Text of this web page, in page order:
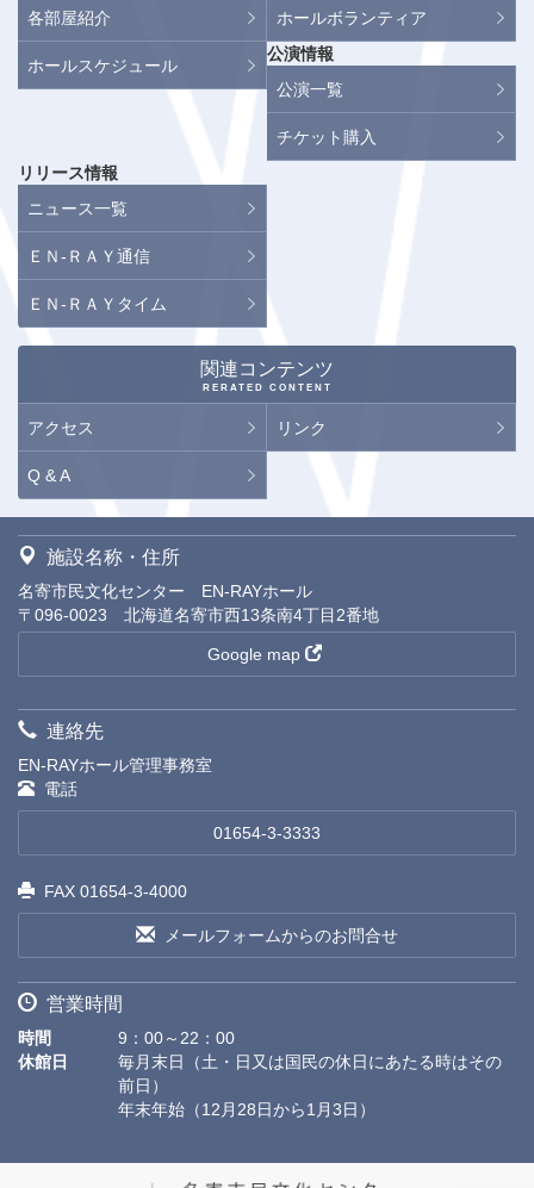
各部屋紹介
ホールスケジュール
ホールボランティア
公演情報
公演一覧
チケット購入
リリース情報
ニュース一覧
ＥＮ-ＲＡＹ通信
ＥＮ-ＲＡＹタイム
関連コンテンツ
RERATED CONTENT
アクセス リンク
Q & A
施設名称・住所
名寄市民文化センター EN-RAYホール
〒096-0023 北海道名寄市西13条南4丁目2番地
Google map
連絡先
EN-RAYホール管理事務室
電話
01654-3-3333
FAX 01654-3-4000
メールフォームからのお問合せ
営業時間
時間
9：00～22：00
休館日
毎月末日（土・日又は国民の休日にあたる時はその
前日）
年末年始（12月28日から1月3日）